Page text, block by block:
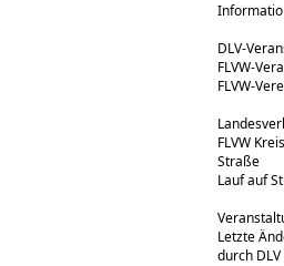
DLV-
FLVW-
FLVW-
FLVW
Straße
Lauf auf
Letzte
durch